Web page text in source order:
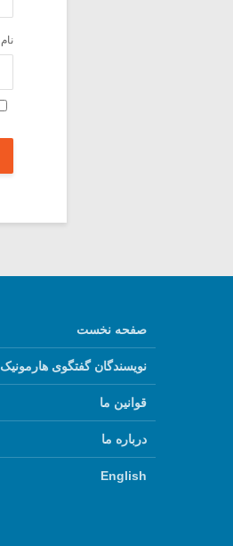
نام
صفحه نخست
نویسندگان گفتگوی هارمونیک
قوانین ما
درباره ما
English